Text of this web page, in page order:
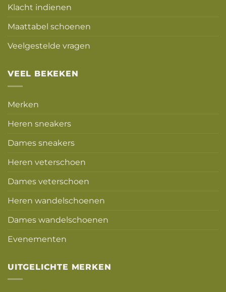
Klacht indienen
Maattabel schoenen
Veelgestelde vragen
VEEL BEKEKEN
Merken
Heren sneakers
Dames sneakers
Heren veterschoen
Dames veterschoen
Heren wandelschoenen
Dames wandelschoenen
Evenementen
UITGELICHTE MERKEN